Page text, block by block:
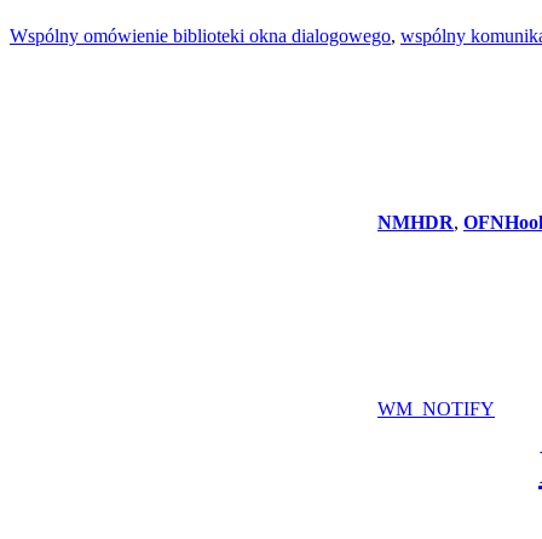
Wspólny omówienie biblioteki okna dialogowego, wspólny
NMHDR,
WM_NOTIFY